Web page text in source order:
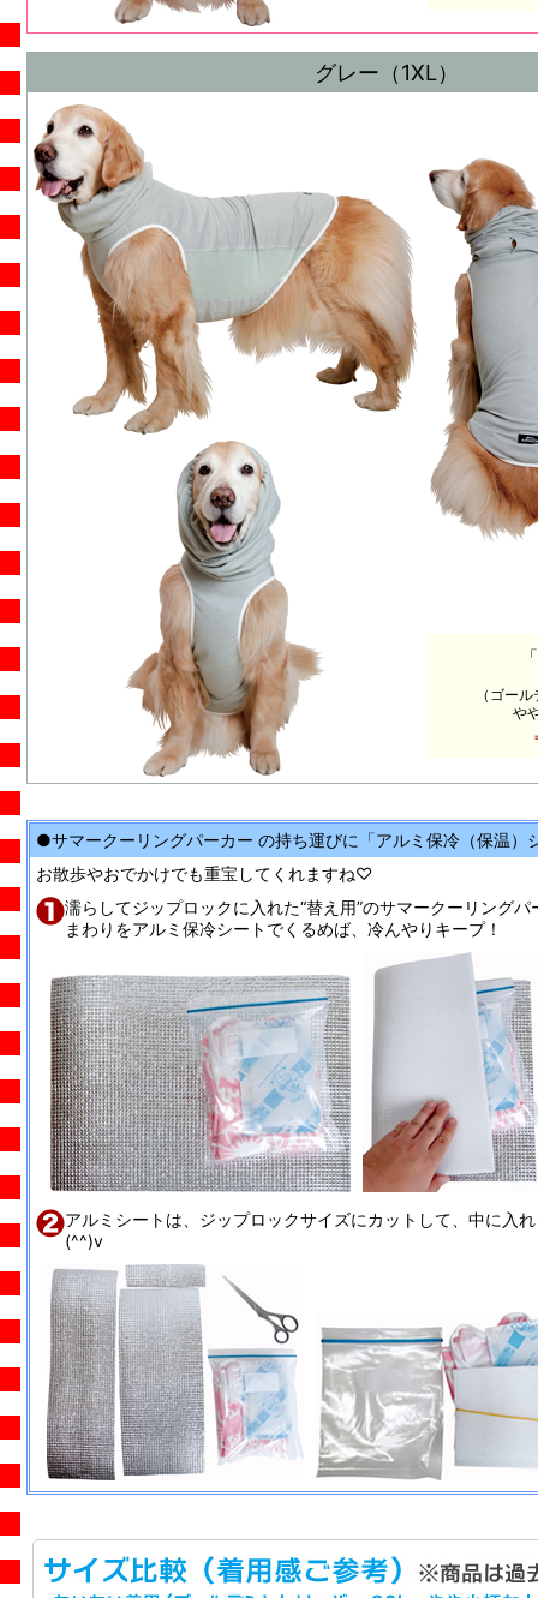
グレー（1XL）
「
（ゴー
や
●サマークーリングパーカー の持ち運びに「アルミ保冷（保温）
お散歩やおでかけでも重宝してくれますね♡
濡らしてジップロックに入れた“替え用”のサマークーリング
まわりをアルミ保冷シートでくるめば、冷んやりキープ！
アルミシートは、ジップロックサイズにカットして、中に入
(^^)v